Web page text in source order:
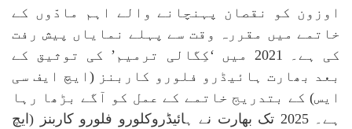
اوزون کو نقصان پہنچانے والے اہم مادّوں کے
خاتمے میں مقررہ وقت سے پہلے نمایاں پیش رفت
کی ہے۔ 2021 میں ‘کِگالی ترمیم’ کی توثیق کے
بعد بھارت ہائیڈرو فلورو کاربنز (ایچ ایف سی
ایس) کے بتدریج خاتمے کے عمل کو آگے بڑھا رہا
ہے۔ 2025 تک بھارت نے ہائیڈروکلورو فلورو کاربنز (ایچ